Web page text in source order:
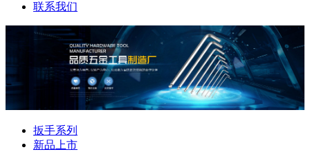
联系我们
扳手系列
新品上市